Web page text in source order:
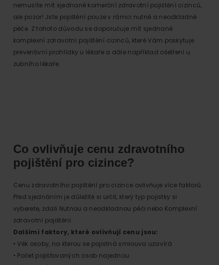
nemusíte mít sjednané komerční zdravotní pojištění cizinců,
ale pozor! Jste pojištění pouze v rámci nutné a neodkladné
péče. Z tohoto důvodu se doporučuje mít sjednané
komplexní zdravotní pojištění cizinců, které Vám poskytuje
preventivní prohlídky u lékaře a dále například ošetření u
zubního lékaře.
Co ovlivňuje cenu zdravotního
pojištění pro cizince?
Cenu zdravotního pojištění pro cizince ovlivňuje více faktorů.
Před sjednáním je důležité si určit, který typ pojistky si
vyberete, zdali Nutnou a neodkladnou péči nebo Komplexní
zdravotní pojištění.
Dalšími faktory, které ovlivňují cenu jsou:
• Věk osoby, na kterou se pojistná smlouva uzavírá
• Počet pojišťovaných osob najednou